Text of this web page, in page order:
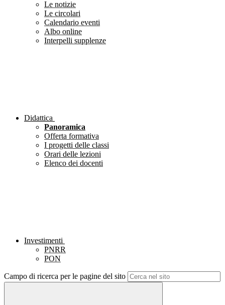
Le notizie
Le circolari
Calendario eventi
Albo online
Interpelli supplenze
Didattica
Panoramica
Offerta formativa
I progetti delle classi
Orari delle lezioni
Elenco dei docenti
Investimenti
PNRR
PON
Campo di ricerca per le pagine del sito